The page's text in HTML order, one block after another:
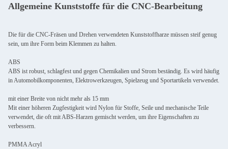
Allgemeine Kunststoffe für die CNC-Bearbeitung
Die für die CNC-Fräsen und Drehen verwendeten Kunststoffharze müssen steif genug
sein, um ihre Form beim Klemmen zu halten.
ABS
ABS ist robust, schlagfest und gegen Chemikalien und Strom beständig. Es wird häufig
in Automobilkomponenten, Elektrowerkzeugen, Spielzeug und Sportartikeln verwendet.
mit einer Breite von nicht mehr als 15 mm
Mit einer höheren Zugfestigkeit wird Nylon für Stoffe, Seile und mechanische Teile
verwendet, die oft mit ABS-Harzen gemischt werden, um ihre Eigenschaften zu
verbessern.
PMMA Acryl